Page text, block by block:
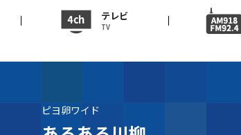
テレビ
TV
ニュース
News
イベント
ＹＢＣオンデマンド
ピヨ卵ワイド